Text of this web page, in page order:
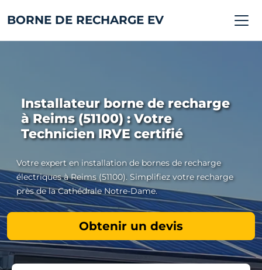
BORNE DE RECHARGE EV
Installateur borne de recharge
à Reims (51100) : Votre
Technicien IRVE certifié
Votre expert en installation de bornes de recharge
électriques à Reims (51100). Simplifiez votre recharge
près de la Cathédrale Notre-Dame.
Obtenir un devis